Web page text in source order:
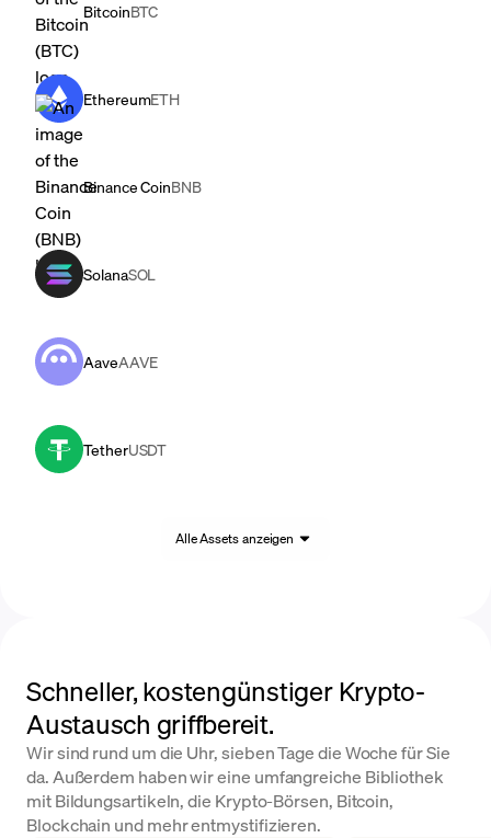
BitcoinBTC
EthereumETH
Binance CoinBNB
SolanaSOL
AaveAAVE
TetherUSDT
Alle Assets anzeigen
Schneller, kostengünstiger Krypto-
Austausch griffbereit.
Wir sind rund um die Uhr, sieben Tage die Woche für Sie
da. Außerdem haben wir eine umfangreiche Bibliothek
mit Bildungsartikeln, die Krypto-Börsen, Bitcoin,
Blockchain und mehr entmystifizieren.